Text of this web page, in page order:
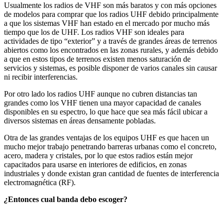
Usualmente los radios de VHF son más baratos y con más opciones
de modelos para comprar que los radios UHF debido principalmente
a que los sistemas VHF han estado en el mercado por mucho más
tiempo que los de UHF. Los radios VHF son ideales para
actividades de tipo “exterior” y a través de grandes áreas de terrenos
abiertos como los encontrados en las zonas rurales, y además debido
a que en estos tipos de terrenos existen menos saturación de
servicios y sistemas, es posible disponer de varios canales sin causar
ni recibir interferencias.
Por otro lado los radios UHF aunque no cubren distancias tan
grandes como los VHF tienen una mayor capacidad de canales
disponibles en su espectro, lo que hace que sea más fácil ubicar a
diversos sistemas en áreas densamente pobladas.
Otra de las grandes ventajas de los equipos UHF es que hacen un
mucho mejor trabajo penetrando barreras urbanas como el concreto,
acero, madera y cristales, por lo que estos radios están mejor
capacitados para usarse en interiores de edificios, en zonas
industriales y donde existan gran cantidad de fuentes de interferencia
electromagnética (RF).
¿Entonces cual banda debo escoger?